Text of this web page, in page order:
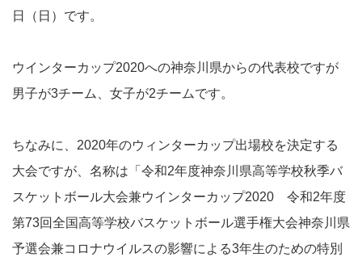
日（日）です。
ウインターカップ2020への神奈川県からの代表校ですが
男子が3チーム、女子が2チームです。
ちなみに、2020年のウィンターカップ出場校を決定する
大会ですが、名称は「令和2年度神奈川県高等学校秋季バ
スケットボール大会兼ウインターカップ2020 令和2年度
第73回全国高等学校バスケットボール選手権大会神奈川県
予選会兼コロナウイルスの影響による3年生のための特別